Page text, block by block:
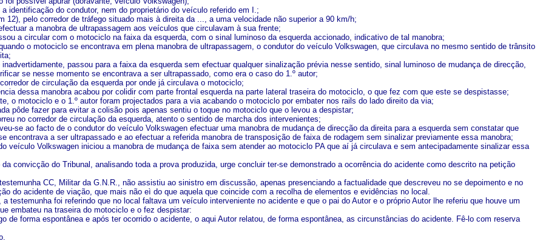
a identificação do condutor, nem do proprietário do veículo referido em I.;
12), pelo corredor de tráfego situado mais à direita da ..., a uma velocidade não superior a 90 km/h;
a manobra de ultrapassagem aos veículos que circulavam à sua frente;
a circular com o motociclo na faixa da esquerda, com o sinal luminoso da esquerda accionado, indicativo de tal manobra;
o motociclo se encontrava em plena manobra de ultrapassagem, o condutor do veículo Volkswagen, que circulava no mesmo sentido de trânsito
passou para a faixa da esquerda sem efectuar qualquer sinalização prévia nesse sentido, sinal luminoso de mudança de direcção,
se nesse momento se encontrava a ser ultrapassado, como era o caso do 1.º autor;
de circulação da esquerda por onde já circulava o motociclo;
dessa manobra acabou por colidir com parte frontal esquerda na parte lateral traseira do motociclo, o que fez com que este se despistasse;
o motociclo e o 1.º autor foram projectados para a via acabando o motociclo por embater nos rails do lado direito da via;
pôde fazer para evitar a colisão pois apenas sentiu o toque no motociclo que o levou a despistar;
no corredor de circulação da esquerda, atento o sentido de marcha dos intervenientes;
se ao facto de o condutor do veículo Volkswagen efectuar uma manobra de mudança de direcção da direita para a esquerda sem constatar que
encontrava a ser ultrapassado e ao efectuar a referida manobra de transposição de faixa de rodagem sem sinalizar previamente essa manobra;
veículo Volkswagen iniciou a manobra de mudança de faixa sem atender ao motociclo PA que aí já circulava e sem antecipadamente sinalizar essa
da convicção do Tribunal, analisando toda a prova produzida, urge concluir ter-se demonstrado a ocorrência do acidente como descrito na petição
CC, Militar da G.N.R., não assistiu ao sinistro em discussão, apenas presenciando a factualidade que descreveu no se depoimento e no
do acidente de viação, que mais não eì do que aquela que coincide com a recolha de elementos e evidências no local.
a testemunha foi referindo que no local faltava um veículo interveniente no acidente e que o pai do Autor e o próprio Autor lhe referiu que houve um
embateu na traseira do motociclo e o fez despistar:
de forma espontânea e após ter ocorrido o acidente, o aqui Autor relatou, de forma espontânea, as circunstâncias do acidente. Fê-lo com reserva